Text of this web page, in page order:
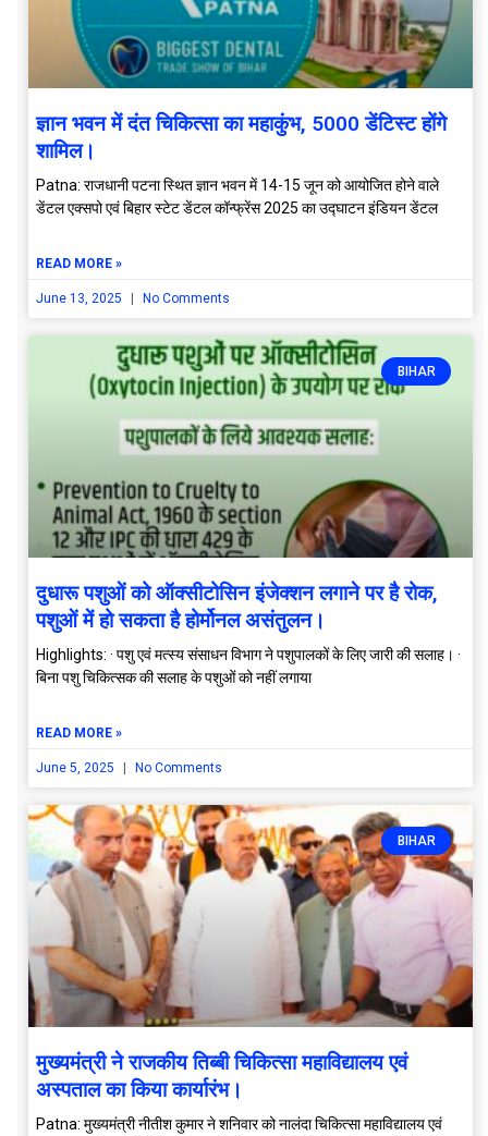
ज्ञान भवन में दंत चिकित्सा का महाकुंभ, 5000 डेंटिस्ट होंगे
शामिल।
Patna: राजधानी पटना स्थित ज्ञान भवन में 14-15 जून को आयोजित होने वाले
डेंटल एक्सपो एवं बिहार स्टेट डेंटल कॉन्फ्रेंस 2025 का उद्घाटन इंडियन डेंटल
READ MORE »
June 13, 2025 No Comments
BIHAR
दुधारू पशुओं को ऑक्सीटोसिन इंजेक्शन लगाने पर है रोक,
पशुओं में हो सकता है होर्मोनल असंतुलन।
Highlights: · पशु एवं मत्स्य संसाधन विभाग ने पशुपालकों के लिए जारी की सलाह। ·
बिना पशु चिकित्सक की सलाह के पशुओं को नहीं लगाया
READ MORE »
June 5, 2025 No Comments
BIHAR
मुख्यमंत्री ने राजकीय तिब्बी चिकित्सा महाविद्यालय एवं
अस्पताल का किया कार्यारंभ।
Patna: मुख्यमंत्री नीतीश कुमार ने शनिवार को नालंदा चिकित्सा महाविद्यालय एवं